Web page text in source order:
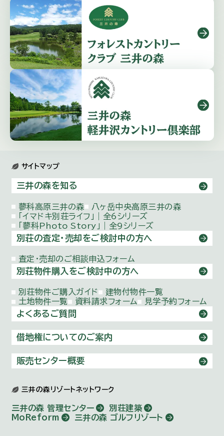
サイトマップ
三井の森を知る
蓼科高原三井の森
八ヶ岳中央高原三井の森
「イマドキ別荘ライフ」｜全6シリーズ
「蓼科Photo Story」｜全9シリーズ
別荘の査定・売却をご検討中の方へ
査定・売却のご相談申込フォーム
別荘物件購入をご検討中の方へ
別荘物件ご購入ガイド
建物付物件一覧
土地物件一覧
資料請求フォーム 見学予約フォーム
よくあるご質問
借地権についてのご案内
販売センター概要
三井の森リゾートネットワーク
三井の森 管理センター
別荘建築
MoReform
三井の森 ゴルフリゾート